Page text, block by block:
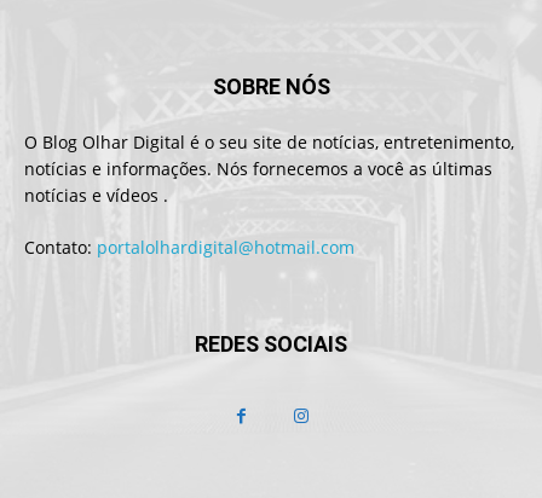
SOBRE NÓS
O Blog Olhar Digital é o seu site de notícias, entretenimento,
notícias e informações. Nós fornecemos a você as últimas
notícias e vídeos .
Contato: portalolhardigital@hotmail.com
REDES SOCIAIS